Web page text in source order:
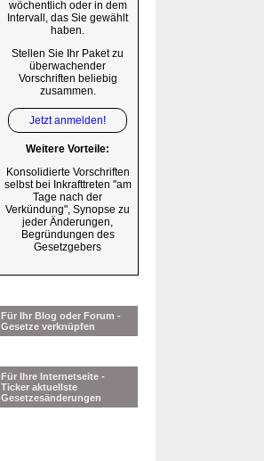
wöchentlich oder in dem
Intervall, das Sie gewählt
haben.
Stellen Sie Ihr Paket zu
überwachender
Vorschriften beliebig
zusammen.
Jetzt anmelden!
Weitere Vorteile:
Konsolidierte Vorschriften
selbst bei Inkrafttreten "am
Tage nach der
Verkündung", Synopse zu
jeder Änderungen,
Begründungen des
Gesetzgebers
Für Ihr Blog oder Forum -
Gesetze verknüpfen
Für Ihre Internetseite -
Ticker aktuellste
Gesetzesänderungen